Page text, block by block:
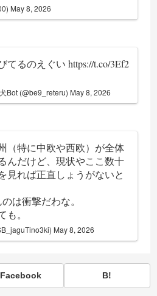
May 8, 2026
てるのえぐいhttps://t.co/3Ef2
Bot (@be9_reteru) May 8, 2026
（特に中欧や西欧）が全体
んだけど、現状やここ数十
見れば正直しょうがないと
は衝撃だわな。
。
May 8, 2026
Facebook B!